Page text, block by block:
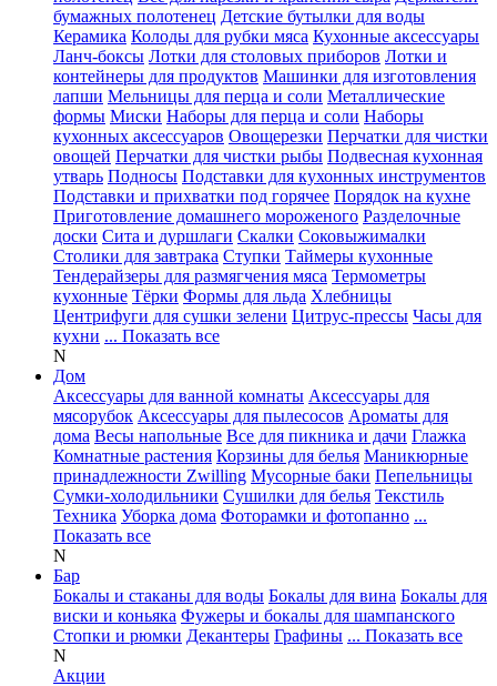
бумажных полотенец Детские бутылки для воды
Керамика Колоды для рубки мяса Кухонные аксессуары
Ланч-боксы Лотки для столовых приборов Лотки и
контейнеры для продуктов Машинки для изготовления
лапши Мельницы для перца и соли Металлические
формы Миски Наборы для перца и соли Наборы
кухонных аксессуаров Овощерезки Перчатки для чистки
овощей Перчатки для чистки рыбы Подвесная кухонная
утварь Подносы Подставки для кухонных инструментов
Подставки и прихватки под горячее Порядок на кухне
Приготовление домашнего мороженого Разделочные
доски Сита и дуршлаги Скалки Соковыжималки
Столики для завтрака Ступки Таймеры кухонные
Тендерайзеры для размягчения мяса Термометры
кухонные Тёрки Формы для льда Хлебницы
Центрифуги для сушки зелени Цитрус-прессы Часы для
кухни ... Показать все
N
Дом
Аксессуары для ванной комнаты Аксессуары для
мясорубок Аксессуары для пылесосов Ароматы для
дома Весы напольные Все для пикника и дачи Глажка
Комнатные растения Корзины для белья Маникюрные
принадлежности Zwilling Мусорные баки Пепельницы
Сумки-холодильники Сушилки для белья Текстиль
Техника Уборка дома Фоторамки и фотопанно ...
Показать все
N
Бар
Бокалы и стаканы для воды Бокалы для вина Бокалы для
виски и коньяка Фужеры и бокалы для шампанского
Стопки и рюмки Декантеры Графины ... Показать все
N
Акции